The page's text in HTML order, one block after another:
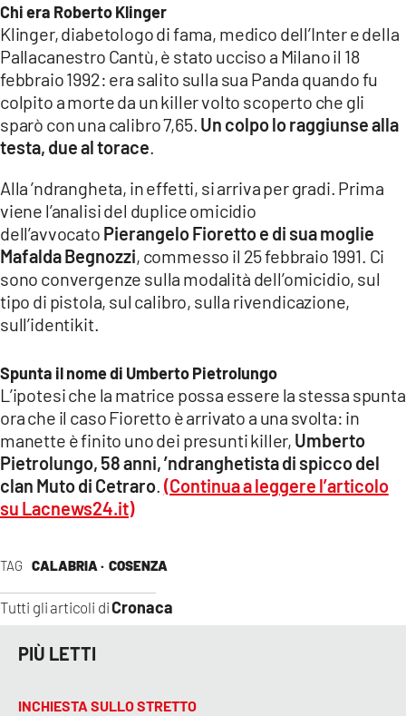
LACAPITALENEWS.IT
App
ANDROID
APPLE
TAG CALABRIA · COSENZA
Tutti gli articoli diCronaca
Chi era Roberto Klinger
Klinger, diabetologo di fama, medico dell’Inter e della
Pallacanestro Cantù, è stato ucciso a Milano il 18
febbraio 1992: era salito sulla sua Panda quando fu
colpito a morte da un killer volto scoperto che gli
sparò con una calibro 7,65. Un colpo lo raggiunse alla
testa, due al torace
Alla ’ndrangheta, in effetti, si arriva per gradi. Prima
viene l’analisi del duplice omicidio
dell’avvocato Pierangelo Fioretto e di sua moglie
Mafalda Begnozzi, commesso il 25 febbraio 1991. Ci
sono convergenze sulla modalità dell’omicidio, sul
tipo di pistola, sul calibro, sulla rivendicazione,
sull’identikit.
Spunta il nome di Umberto Pietrolungo
L’ipotesi che la matrice possa essere la stessa spunta
ora che il caso Fioretto è arrivato a una svolta: in
manette è finito uno dei presunti killer, Umberto
Pietrolungo, 58 anni, ’ndranghetista di spicco del
clan Muto di Cetraro (Continua a leggere l’articolo
su Lacnews24.it)
PIÙ LETTI
INCHIESTA SULLO STRETTO